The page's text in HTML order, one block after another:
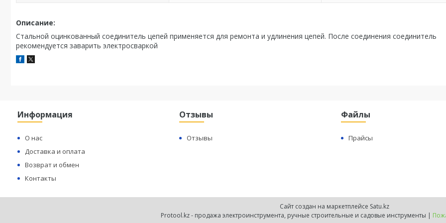
Описание:
Стальной оцинкованный соединитель цепей применяется для ремонта и удлинения цепей. После соединения соединитель
рекомендуется заварить электросваркой
Информация
О нас
Доставка и оплата
Возврат и обмен
Контакты
Отзывы
Отзывы
Файлы
Прайсы
Сайт создан на маркетплейсе Satu.kz
Protool.kz - продажа электроинструмента, ручные строительные и садовые инструменты |